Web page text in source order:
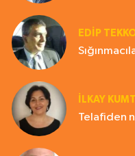
EDIP
İLKAY
Telafiden